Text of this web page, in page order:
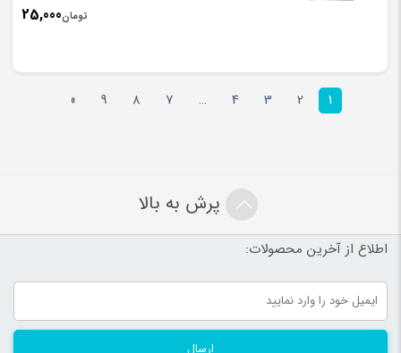
تومان25,000
1
2
3
4
…
7
8
9
»
پرش به بالا
اطلاع از آخرین محصولات:
ارسال